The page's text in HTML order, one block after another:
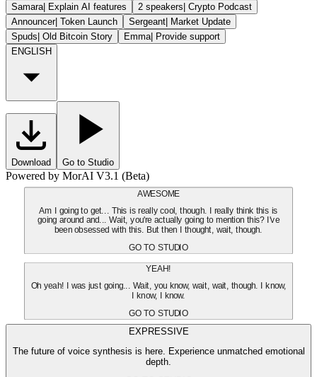
Samara| Explain AI features 2 speakers| Crypto Podcast
Announcer| Token Launch Sergeant| Market Update
Spuds| Old Bitcoin Story Emma| Provide support
ENGLISH
Download Go to Studio
Powered by MorAI V3.1 (Beta)
AWESOME
Am I going to get... This is really cool, though. I really think this is
going around and... Wait, you're actually going to mention this? I've
been obsessed with this. But then I thought, wait, though.
GO TO STUDIO
YEAH!
Oh yeah! I was just going... Wait, you know, wait, wait, though. I know,
I know, I know.
GO TO STUDIO
EXPRESSIVE
The future of voice synthesis is here. Experience unmatched emotional
depth.